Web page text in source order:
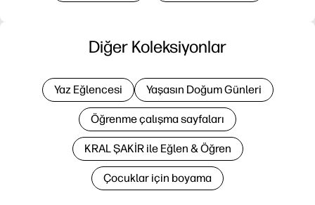
Diğer Koleksiyonlar
Yaz Eğlencesi Yaşasın Doğum Günleri
Öğrenme çalışma sayfaları
KRAL ŞAKİR ile Eğlen & Öğren
Çocuklar için boyama